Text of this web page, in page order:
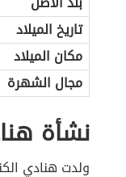
تاريخ الميلاد
مكان الميلاد
مجال الشهرة
نشأة